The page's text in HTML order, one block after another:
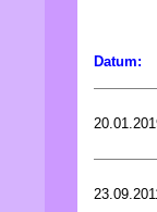
Datum: